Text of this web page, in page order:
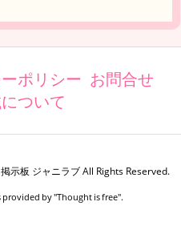
ポリシー お問合せ
ついて
示板 ジャニラブAll Rights Reserved.
provided by "Thought is free".